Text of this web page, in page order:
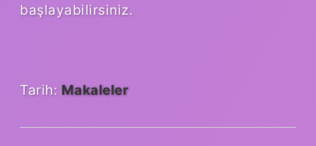
başlayabilirsiniz.
Tarih: Makaleler